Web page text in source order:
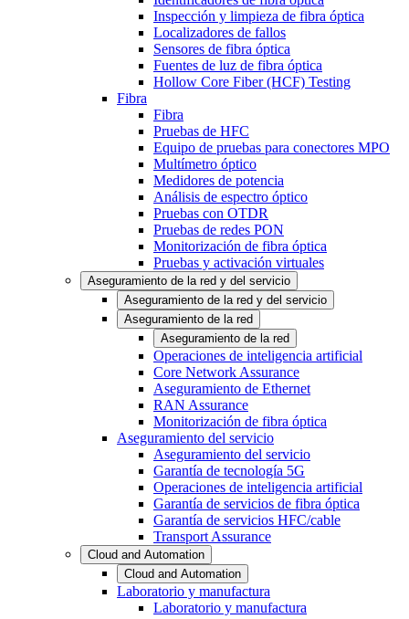
Inspección y limpieza de fibra óptica
Localizadores de fallos
Sensores de fibra óptica
Fuentes de luz de fibra óptica
Hollow Core Fiber (HCF) Testing
Fibra
Fibra
Pruebas de HFC
Equipo de pruebas para conectores MPO
Multímetro óptico
Medidores de potencia
Análisis de espectro óptico
Pruebas con OTDR
Pruebas de redes PON
Monitorización de fibra óptica
Pruebas y activación virtuales
Aseguramiento de la red y del servicio
Aseguramiento de la red y del servicio
Aseguramiento de la red
Aseguramiento de la red
Operaciones de inteligencia artificial
Core Network Assurance
Aseguramiento de Ethernet
RAN Assurance
Monitorización de fibra óptica
Aseguramiento del servicio
Aseguramiento del servicio
Garantía de tecnología 5G
Operaciones de inteligencia artificial
Garantía de servicios de fibra óptica
Garantía de servicios HFC/cable
Transport Assurance
Cloud and Automation
Cloud and Automation
Laboratorio y manufactura
Laboratorio y manufactura